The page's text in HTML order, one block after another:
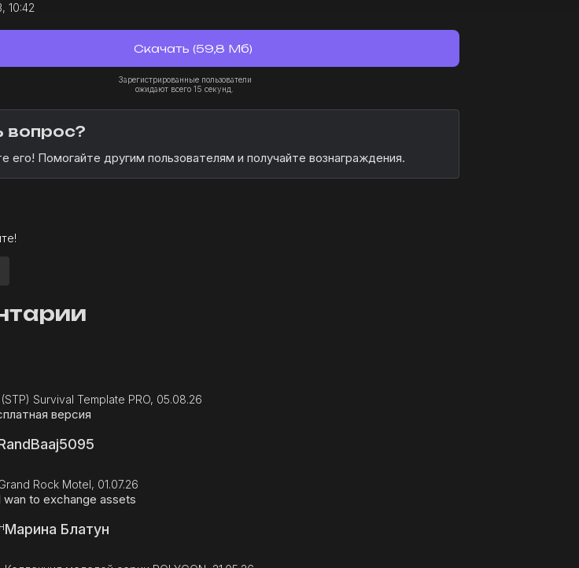
10:42
Скачать (59,8 Мб)
Зарегистрированные пользователи
ожидают всего 15 секунд.
вопрос?
его! Помогайте другим пользователям и получайте вознаграждения.
Survival Template PRO, 05.08.26
версия
Rock Motel, 01.07.26
wan to exchange assets
Марина Блатун